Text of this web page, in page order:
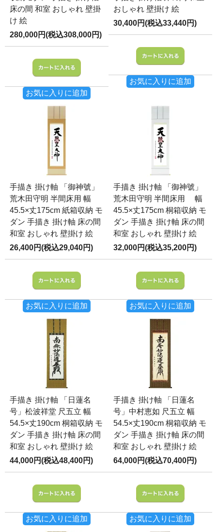
床の間 和室 おしゃれ 壁掛
け 絵
280,000円(税込308,000円)
お気に入りに追加
おしゃれ 壁掛け 絵
30,400円(税込33,440円)
お気に入りに追加
手描き 掛け軸 「御神號」
荒木田守明 半間床用 幅
45.5×丈175cm 紙箱収納 モ
ダン 手描き 掛け軸 床の間
和室 おしゃれ 壁掛け 絵
26,400円(税込29,040円)
お気に入りに追加
手描き 掛け軸 「御神號」
荒木田守明 半間床用 幅
45.5×丈175cm 桐箱収納 モ
ダン 手描き 掛け軸 床の間
和室 おしゃれ 壁掛け 絵
32,000円(税込35,200円)
お気に入りに追加
手描き 掛け軸 「日蓮名
号」松波祥堂 尺五立 幅
54.5×丈190cm 桐箱収納 モ
ダン 手描き 掛け軸 床の間
和室 おしゃれ 壁掛け 絵
44,000円(税込48,400円)
お気に入りに追加
手描き 掛け軸 「日蓮名
号」中村恵如 尺五立 幅
54.5×丈190cm 桐箱収納 モ
ダン 手描き 掛け軸 床の間
和室 おしゃれ 壁掛け 絵
64,000円(税込70,400円)
お気に入りに追加